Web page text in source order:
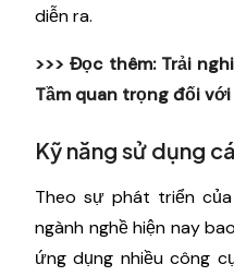
diễn ra.
>>> Đọc thêm: Trải
Tầm quan trọng đối
Kỹ năng sử dụng
Theo sự phát triển
ngành nghề hiện nay
ứng dụng nhiều công